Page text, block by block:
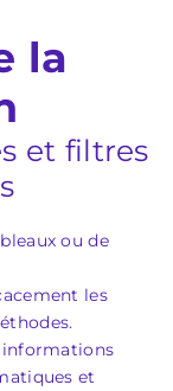
la
et filtres
ou de
les
informations
et